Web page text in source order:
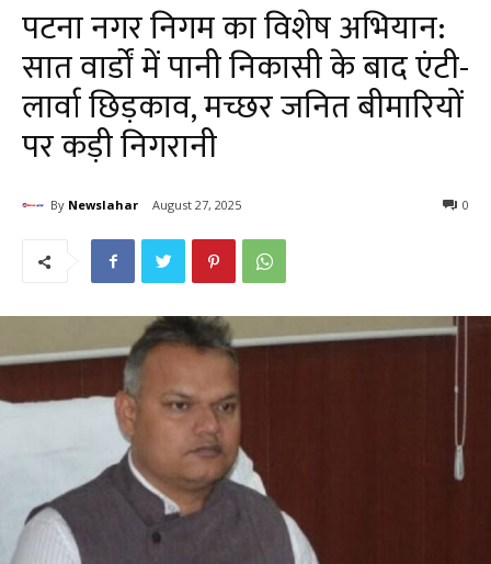
पटना नगर निगम का विशेष अभियान:
सात वार्डों में पानी निकासी के बाद एंटी-
लार्वा छिड़काव, मच्छर जनित बीमारियों
पर कड़ी निगरानी
By Newslahar August 27, 2025 0